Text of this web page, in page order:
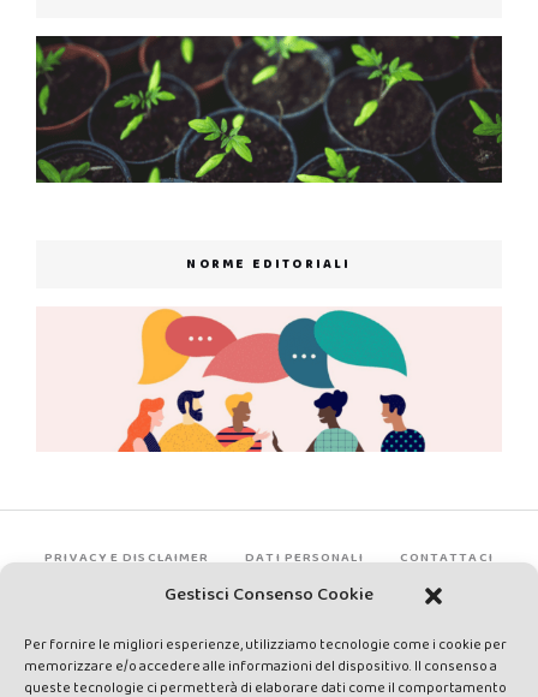
Gestisci Consenso Cookie
Per fornire le migliori esperienze, utilizziamo tecnologie come i cookie per
memorizzare e/o accedere alle informazioni del dispositivo. Il consenso a
queste tecnologie ci permetterà di elaborare dati come il comportamento
NORME EDITORIALI
PRIVACY E DISCLAIMER DATI PERSONALI CONTATTACI